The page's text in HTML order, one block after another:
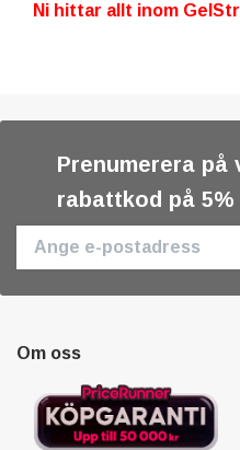
Ni hittar allt inom
Prenumerera på
rabattkod på
Om oss